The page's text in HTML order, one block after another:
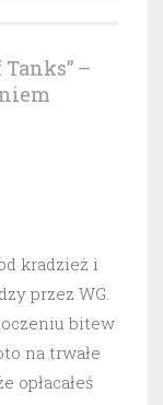
–
kradzież i
przez WG.
bitew
na trwałe
opłacałeś